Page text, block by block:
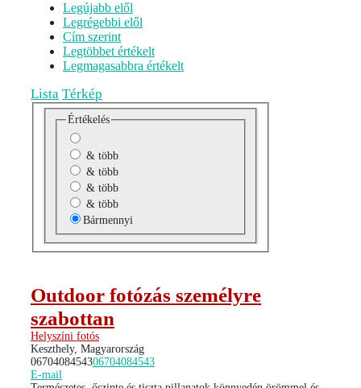
Legújabb elől
Legrégebbi elől
Cím szerint
Legtöbbet értékelt
Legmagasabbra értékelt
Lista Térkép
Értékelés
& több
& több
& több
& több
Bármennyi
Outdoor fotózás személyre
szabottan
Helyszíni fotós
Keszthely, Magyarország
0670408454306704084543
E-mail